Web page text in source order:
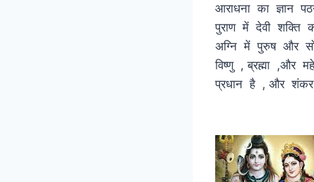
आराधना का ज्ञान
पुराण में देवी शक्ति
अग्नि में पुरुष और
विष्णु , ब्रह्मा ,और
प्रधान है , और शंकर